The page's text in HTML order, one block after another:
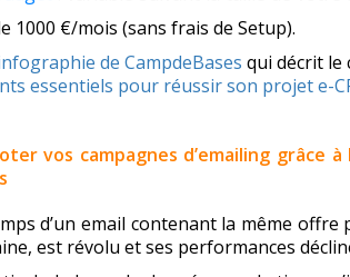
1000 €/mois (sans frais de Setup).
de CampdeBases qui décrit le
essentiels pour réussir son projet e-
vos campagnes d’emailing grâce
d’un email contenant la même
est révolu et ses performances